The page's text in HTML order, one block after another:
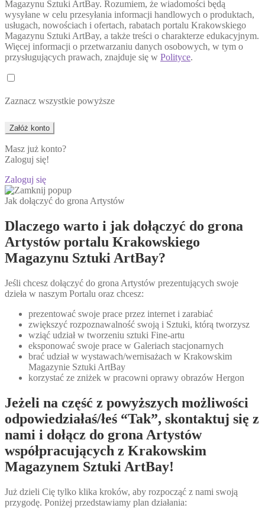
Magazynu Sztuki ArtBay. Rozumiem, że wiadomości będą
wysyłane w celu przesyłania informacji handlowych o produktach,
usługach, nowościach i ofertach, rabatach portalu Krakowskiego
Magazynu Sztuki ArtBay, a także treści o charakterze edukacyjnym.
Więcej informacji o przetwarzaniu danych osobowych, w tym o
przysługujących prawach, znajduje się w Polityce.
Zaznacz wszystkie powyższe
Masz już konto?
Zaloguj się!
Zaloguj się
Jak dołączyć do grona Artystów
Dlaczego warto i jak dołączyć do grona
Artystów portalu Krakowskiego
Magazynu Sztuki ArtBay?
Jeśli chcesz dołączyć do grona Artystów prezentujących swoje
dzieła w naszym Portalu oraz chcesz:
prezentować swoje prace przez internet i zarabiać
zwiększyć rozpoznawalność swoją i Sztuki, którą tworzysz
wziąć udział w tworzeniu sztuki Fine-artu
eksponować swoje prace w Galeriach stacjonarnych
brać udział w wystawach/wernisażach w Krakowskim
Magazynie Sztuki ArtBay
korzystać ze zniżek w pracowni oprawy obrazów Hergon
Jeżeli na część z powyższych możliwości
odpowiedziałaś/łeś “Tak”, skontaktuj się z
nami i dołącz do grona Artystów
współpracujących z Krakowskim
Magazynem Sztuki ArtBay!
Już dzieli Cię tylko klika kroków, aby rozpocząć z nami swoją
przygodę. Poniżej przedstawiamy plan działania: